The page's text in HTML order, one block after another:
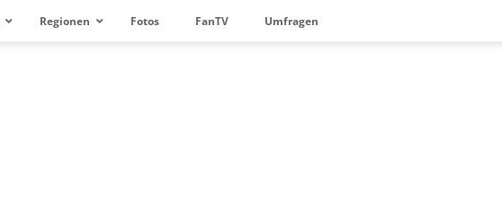
Regionen Fotos FanTV Umfragen